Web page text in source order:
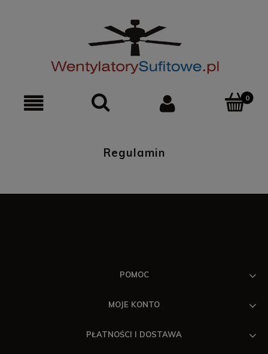
0
Regulamin
POMOC
MOJE KONTO
PŁATNOŚCI I DOSTAWA